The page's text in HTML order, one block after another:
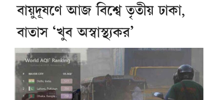
বায়ুদূষণে আজ বিশ্বে তৃতীয় ঢাকা,
বাতাস ‘খুব অস্বাস্থ্যকর’